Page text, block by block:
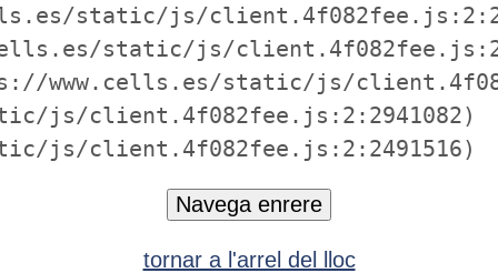
static/js/
static/js/
www.cells.es/static/js/
js/client.4f082fee.js:2:2941082)
js/client.4f082fee.js:2:2491516)
Navega enrere
tornar a l'arrel del lloc